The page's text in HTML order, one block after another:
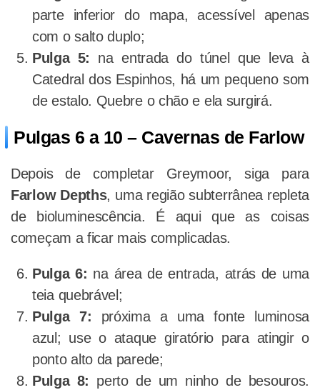
parte inferior do mapa, acessível apenas
com o salto duplo;
Pulga 5: na entrada do túnel que leva à
Catedral dos Espinhos, há um pequeno som
de estalo. Quebre o chão e ela surgirá.
Pulgas 6 a 10 – Cavernas de Farlow
Depois de completar Greymoor, siga para
Farlow Depths, uma região subterrânea repleta
de bioluminescência. É aqui que as coisas
começam a ficar mais complicadas.
Pulga 6: na área de entrada, atrás de uma
teia quebrável;
Pulga 7: próxima a uma fonte luminosa
azul; use o ataque giratório para atingir o
ponto alto da parede;
Pulga 8: perto de um ninho de besouros.